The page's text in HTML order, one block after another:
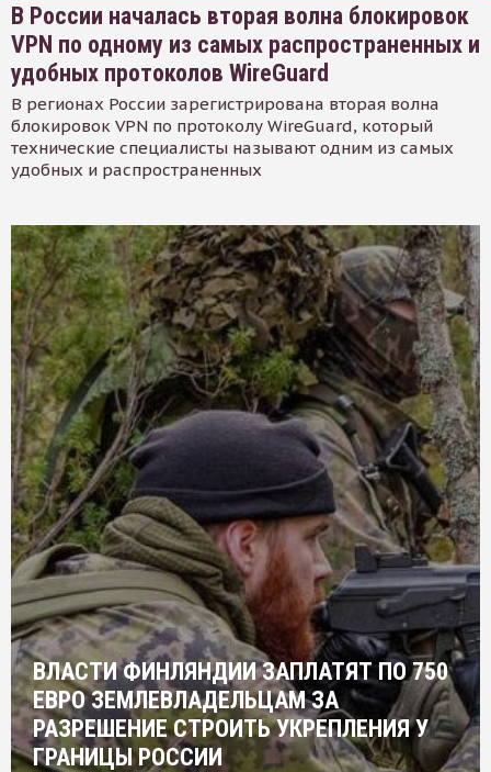
В России началась вторая волна блокировок
VPN по одному из самых распространенных и
удобных протоколов WireGuard
В регионах России зарегистрирована вторая волна
блокировок VPN по протоколу WireGuard, который
технические специалисты называют одним из самых
удобных и распространенных
ВЛАСТИ ФИНЛЯНДИИ ЗАПЛАТЯТ ПО 750
ЕВРО ЗЕМЛЕВЛАДЕЛЬЦАМ ЗА
РАЗРЕШЕНИЕ СТРОИТЬ УКРЕПЛЕНИЯ У
ГРАНИЦЫ РОССИИ